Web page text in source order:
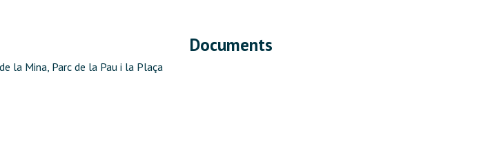
la Mina, Parc de la Pau i la Plaça
Documents